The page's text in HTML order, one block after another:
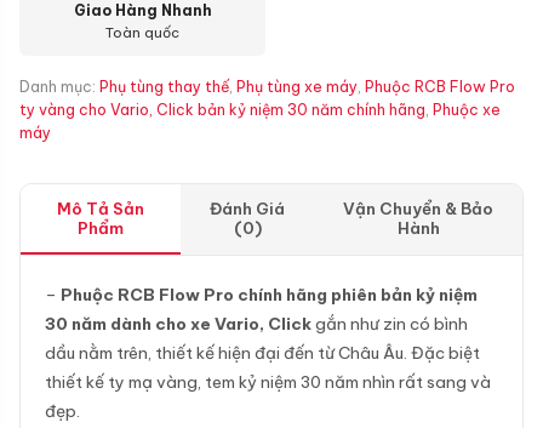
Giao Hàng Nhanh
Toàn quốc
Danh mục: Phụ tùng thay thế, Phụ tùng xe máy, Phuộc RCB Flow Pro
ty vàng cho Vario, Click bản kỷ niệm 30 năm chính hãng, Phuộc xe
máy
Mô Tả Sản
Phẩm
Đánh Giá
(0)
Vận Chuyển & Bảo
Hành
– Phuộc RCB Flow Pro chính hãng phiên bản kỷ niệm
30 năm dành cho xe Vario, Clickgắn như zin có bình
dầu nằm trên, thiết kế hiện đại đến từ Châu Âu. Đặc biệt
thiết kế ty mạ vàng, tem kỷ niệm 30 năm nhìn rất sang và
đẹp.